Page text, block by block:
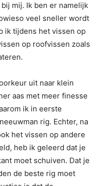
mij. Ik ben er namelijk
veel sneller wordt
ik tijdens het vissen op
op roofvissen zoals
uit naar klein
aas met meer finesse
ik in eerste
rig. Echter, na
het vissen op andere
heb ik geleerd dat je
moet schuiven. Dat je
de beste rig moet